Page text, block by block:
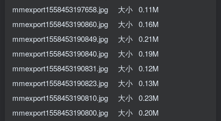
mmexport1558453197658.jpg 大小 0.11M
mmexport1558453190860.jpg 大小 0.16M
mmexport1558453190849.jpg 大小 0.21M
mmexport1558453190840.jpg 大小 0.19M
mmexport1558453190831.jpg 大小 0.12M
mmexport1558453190823.jpg 大小 0.13M
mmexport1558453190810.jpg 大小 0.23M
mmexport1558453190800.jpg 大小 0.20M